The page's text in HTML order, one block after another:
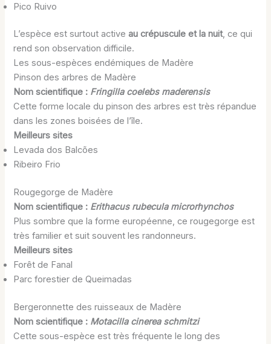
Pico Ruivo
L’espèce est surtout activeau crépuscule et la nuit, ce qui
rend son observation difficile.
Les sous-espèces endémiques de Madère
Pinson des arbres de Madère
Nom scientifique : Fringilla coelebs maderensis
Cette forme locale du pinson des arbres est très répandue
dans les zones boisées de l’île.
Meilleurs sites
Levada dos Balcões
Ribeiro Frio
Rougegorge de Madère
Nom scientifique : Erithacus rubecula microrhynchos
Plus sombre que la forme européenne, ce rougegorge est
très familier et suit souvent les randonneurs.
Meilleurs sites
Forêt de Fanal
Parc forestier de Queimadas
Bergeronnette des ruisseaux de Madère
Nom scientifique : Motacilla cinerea schmitzi
Cette sous-espèce est très fréquente le long des